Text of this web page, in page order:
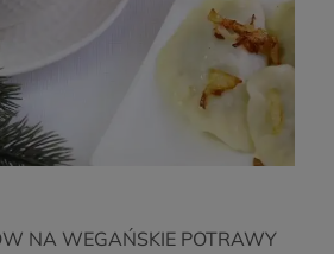
NA WEGAŃSKIE POTRAWY